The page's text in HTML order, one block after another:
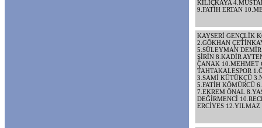
KILIÇKAYA
9.FATİH ERTAN
KAYSERİ GENÇLİK
2.GÖKHAN
5.SÜLEYMAN
ŞİRİN 8.KADİR
ÇANAK 10.MEHMET
TAHTAKALESPOR
3.SAMİ KÜTÜKÇÜ
5.FATİH KÖMÜRCÜ
7.EKREM ÖNAL
DEĞİRMENCİ
ERCİYES